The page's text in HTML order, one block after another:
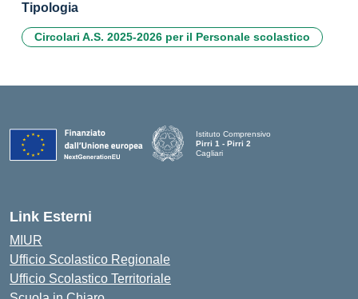
Tipologia
Circolari A.S. 2025-2026 per il Personale scolastico
Istituto Comprensivo
Pirri 1 - Pirri 2
Cagliari
Link Esterni
MIUR
Ufficio Scolastico Regionale
Ufficio Scolastico Territoriale